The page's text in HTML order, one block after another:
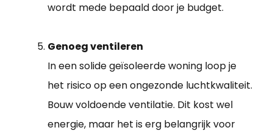
wordt mede bepaald door je budget.
Genoeg ventileren
In een solide geïsoleerde woning loop je
het risico op een ongezonde luchtkwaliteit.
Bouw voldoende ventilatie. Dit kost wel
energie, maar het is erg belangrijk voor